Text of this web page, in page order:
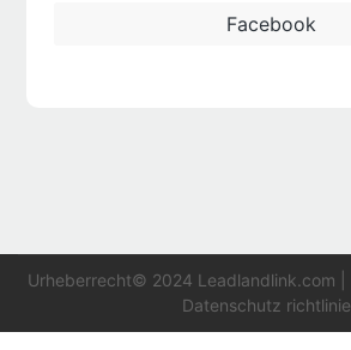
Facebook
Urheberrecht© 2024 Leadlandlink.com
Datenschutz richtlinie